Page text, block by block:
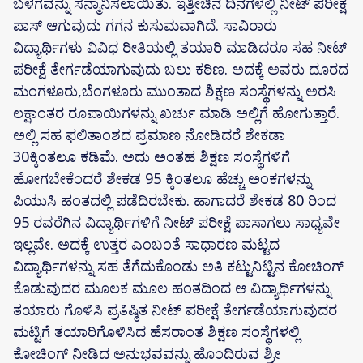
ಪಾಸ್ ಆಗುವುದು ಗಗನ ಕುಸುಮವಾಗಿದೆ. ಸಾವಿರಾರು
ವಿದ್ಯಾರ್ಥಿಗಳು ವಿವಿಧ ರೀತಿಯಲ್ಲಿ ತಯಾರಿ ಮಾಡಿದರೂ ಸಹ ನೀಟ್
ಪರೀಕ್ಷೆ ತೇರ್ಗಡೆಯಾಗುವುದು ಬಲು ಕಠಿಣ. ಅದಕ್ಕೆ ಅವರು ದೂರದ
ಮಂಗಳೂರು,ಬೆಂಗಳೂರು ಮುಂತಾದ ಶಿಕ್ಷಣ ಸಂಸ್ಥೆಗಳನ್ನು ಅರಸಿ
ಲಕ್ಷಾಂತರ ರೂಪಾಯಿಗಳನ್ನು ಖರ್ಚು ಮಾಡಿ ಅಲ್ಲಿಗೆ ಹೋಗುತ್ತಾರೆ.
ಅಲ್ಲಿ ಸಹ ಫಲಿತಾಂಶದ ಪ್ರಮಾಣ ನೋಡಿದರೆ ಶೇಕಡಾ
30ಕ್ಕಿಂತಲೂ ಕಡಿಮೆ. ಅದು ಅಂತಹ ಶಿಕ್ಷಣ ಸಂಸ್ಥೆಗಳಿಗೆ
ಹೋಗಬೇಕೆಂದರೆ ಶೇಕಡ 95 ಕ್ಕಿಂತಲೂ ಹೆಚ್ಚು ಅಂಕಗಳನ್ನು
ಪಿಯುಸಿ ಹಂತದಲ್ಲಿ ಪಡೆದಿರಬೇಕು. ಹಾಗಾದರೆ ಶೇಕಡ 80 ರಿಂದ
95 ರವರೆಗಿನ ವಿದ್ಯಾರ್ಥಿಗಳಿಗೆ ನೀಟ್ ಪರೀಕ್ಷೆ ಪಾಸಾಗಲು ಸಾಧ್ಯವೇ
ಇಲ್ಲವೇ. ಅದಕ್ಕೆ ಉತ್ತರ ಎಂಬಂತೆ ಸಾಧಾರಣ ಮಟ್ಟದ
ವಿದ್ಯಾರ್ಥಿಗಳನ್ನು ಸಹ ತೆಗೆದುಕೊಂಡು ಅತಿ ಕಟ್ಟುನಿಟ್ಟಿನ ಕೋಚಿಂಗ್
ಕೊಡುವುದರ ಮೂಲಕ ಮೂಲ ಹಂತದಿಂದ ಆ ವಿದ್ಯಾರ್ಥಿಗಳನ್ನು
ತಯಾರು ಗೊಳಿಸಿ ಪ್ರತಿಷ್ಠಿತ ನೀಟ್ ಪರೀಕ್ಷೆ ತೇರ್ಗಡೆಯಾಗುವುದರ
ಮಟ್ಟಿಗೆ ತಯಾರಿಗೊಳಿಸಿದ ಹೆಸರಾಂತ ಶಿಕ್ಷಣ ಸಂಸ್ಥೆಗಳಲ್ಲಿ
ಕೋಚಿಂಗ್ ನೀಡಿದ ಅನುಭವವನ್ನು ಹೊಂದಿರುವ ಶ್ರೀ